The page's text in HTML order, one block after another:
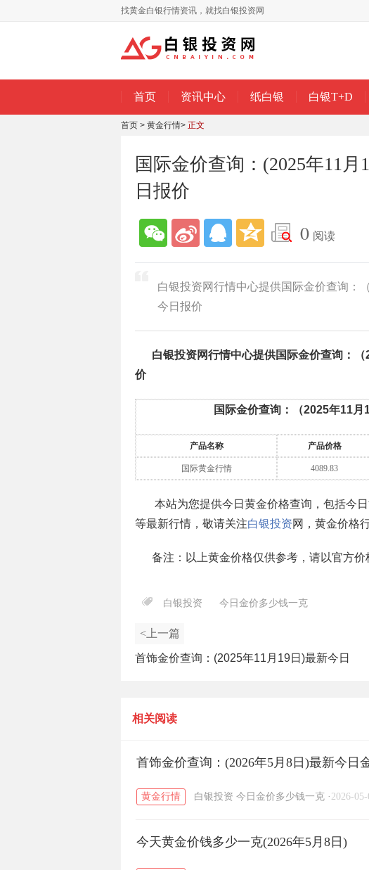
找黄金白银行情资讯，就找白银投资网
首页 资讯中心 纸白银 白银T+D
首页 > 黄金行情> 正文
国际金价查询：(2025年11
日报价
0 阅读
白银投资网行情中心提供国际金价查询：
今日报价
白银投资网行情中心提供国际金价查询：（
价
国际金价查询：（2025年11月
产品名称 产品价格
国际黄金行情 4089.83
本站为您提供今日黄金价格查询，包括今
等最新行情，敬请关注白银投资网，黄金价格
备注：以上黄金价格仅供参考，请以官方价
白银投资 今日金价多少钱一克
<上一篇
首饰金价查询：(2025年11月19日)最新今日
相关阅读
首饰金价查询：(2026年5月8日)最新今日
黄金行情 白银投资 今日金价多少钱一克 · 2026-05-
今天黄金价钱多少一克(2026年5月8日)